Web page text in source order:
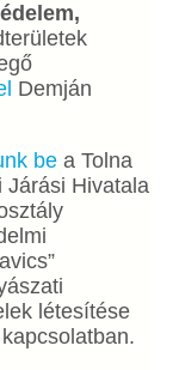
Demján
be a Tolna
Járási Hivatala
létesítése